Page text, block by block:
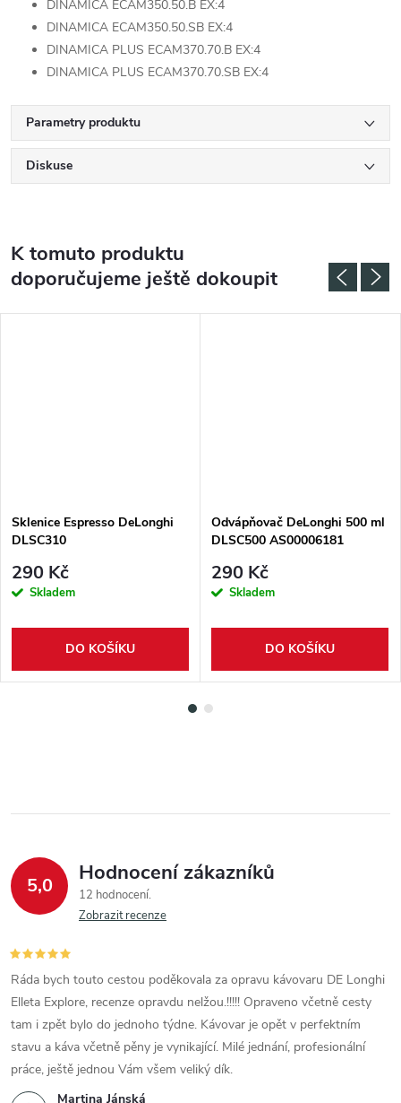
DINAMICA ECAM350.50.B EX:4
DINAMICA ECAM350.50.SB EX:4
DINAMICA PLUS ECAM370.70.B EX:4
DINAMICA PLUS ECAM370.70.SB EX:4
Parametry produktu
Diskuse
K tomuto produktu
doporučujeme ještě dokoupit
Sklenice Espresso DeLonghi
DLSC310
290 Kč
Skladem
DO KOŠÍKU
Odvápňovač DeLonghi 500 ml
DLSC500 AS00006181
290 Kč
Skladem
DO KOŠÍKU
5,0 Hodnocení zákazníků
12 hodnocení
Zobrazit recenze
Martina Jánská
Ráda bych touto cestou poděkovala za opravu kávovaru DE Longhi
Elleta Explore, recenze opravdu nelžou.!!!!! Opraveno včetně cesty
tam i zpět bylo do jednoho týdne. Kávovar je opět v perfektním
stavu a káva včetně pěny je vynikající. Milé jednání, profesionální
práce, ještě jednou Vám všem veliký dík.